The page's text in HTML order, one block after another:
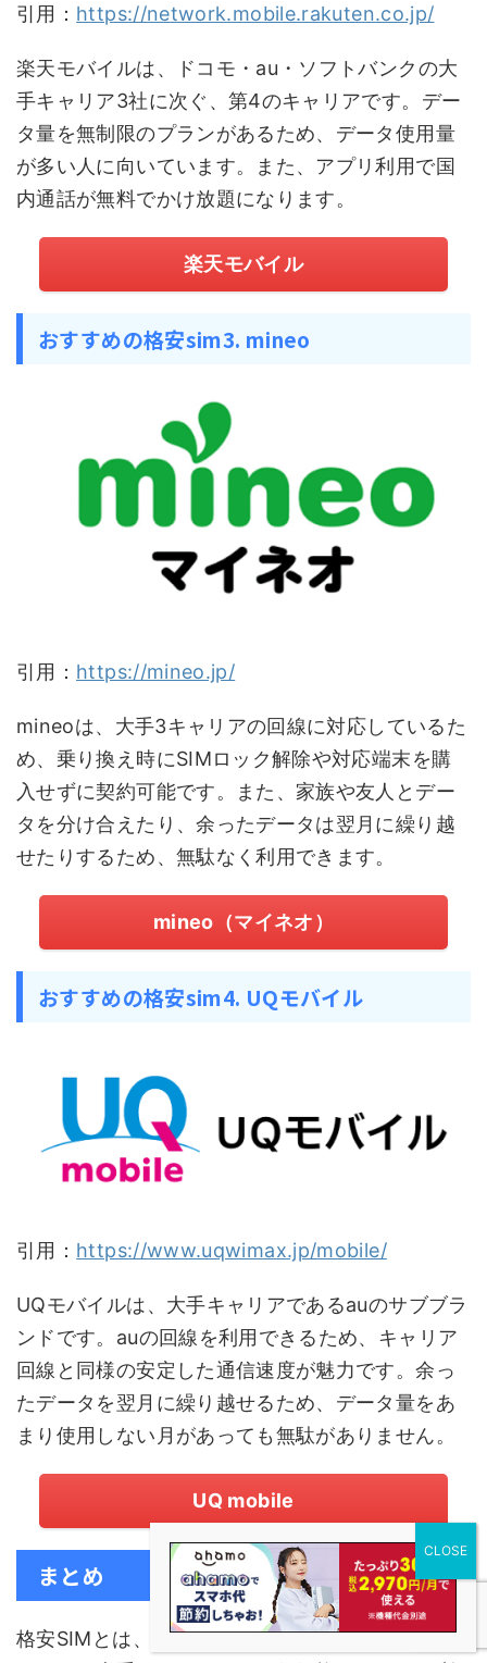
引用： https://network.mobile.rakuten.co.jp/
楽天モバイルは、ドコモ・au・ソフトバンクの大
手キャリア3社に次ぐ、第4のキャリアです。デー
タ量を無制限のプランがあるため、データ使用量
が多い人に向いています。また、アプリ利用で国
内通話が無料でかけ放題になります。
楽天モバイル
おすすめの格安sim3. mineo
引用： https://mineo.jp/
mineoは、大手3キャリアの回線に対応しているた
め、乗り換え時にSIMロック解除や対応端末を購
入せずに契約可能です。また、家族や友人とデー
タを分け合えたり、余ったデータは翌月に繰り越
せたりするため、無駄なく利用できます。
mineo（マイネオ）
おすすめの格安sim4. UQモバイル
引用： https://www.uqwimax.jp/mobile/
UQモバイルは、大手キャリアであるauのサブブラ
ンドです。auの回線を利用できるため、キャリア
回線と同様の安定した通信速度が魅力です。余っ
たデータを翌月に繰り越せるため、データ量をあ
まり使用しない月があっても無駄がありません。
UQ mobile
まとめ
格安SIMとは、格安でスマホを利用できるサービ